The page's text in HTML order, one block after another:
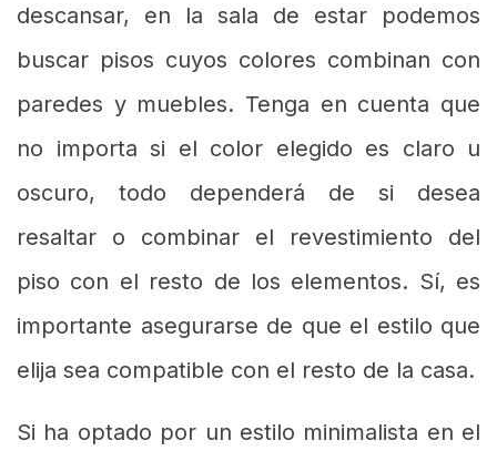
descansar, en la sala de estar podemos
buscar pisos cuyos colores combinan con
paredes y muebles. Tenga en cuenta que
no importa si el color elegido es claro u
oscuro, todo dependerá de si desea
resaltar o combinar el revestimiento del
piso con el resto de los elementos. Sí, es
importante asegurarse de que el estilo que
elija sea compatible con el resto de la casa.
Si ha optado por un estilo minimalista en el